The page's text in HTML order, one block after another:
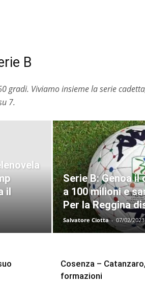
B
gradi. Viviamo insieme la serie
7.
il
Serie B: Genoa
a 100 milioni e
Per la Reggina
Salvatore Ciotta - 07/02/2023
Cosenza –
formazioni